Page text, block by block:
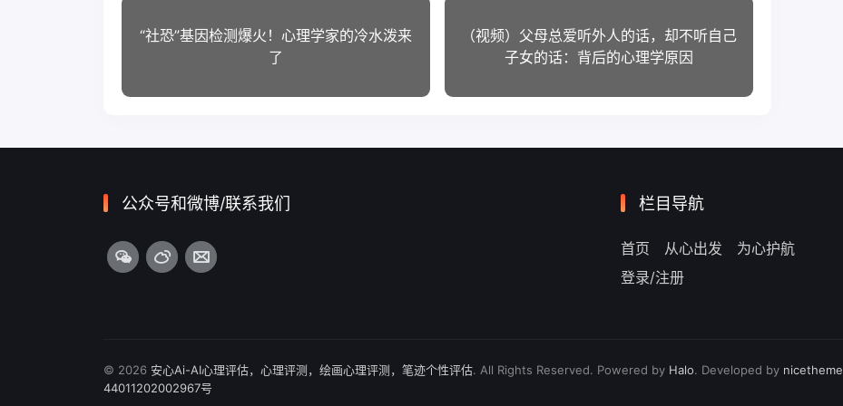
“社恐”基因检测爆火！心理学家的冷水泼来
了
（视频）父母总爱听外人的话，却不听自己
子女的话：背后的心理学原因
公众号和微博/联系我们 栏目导航
首页 从心出发
为心护航
登录/注册
© 2026 安心Ai-AI心理评估，心理评测，绘画心理评测，笔迹个性评估. All Rights Reserved. Powered by Halo. Developed by nicetheme
44011202002967号